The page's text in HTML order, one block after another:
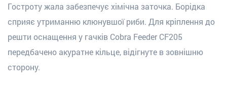
Гостроту жала забезпечує хімічна заточка. Борідка
сприяє утриманню клюнувшої риби. Для кріплення до
решти оснащення у гачків Cobra Feeder CF205
передбачено акуратне кільце, відігнуте в зовнішню
сторону.